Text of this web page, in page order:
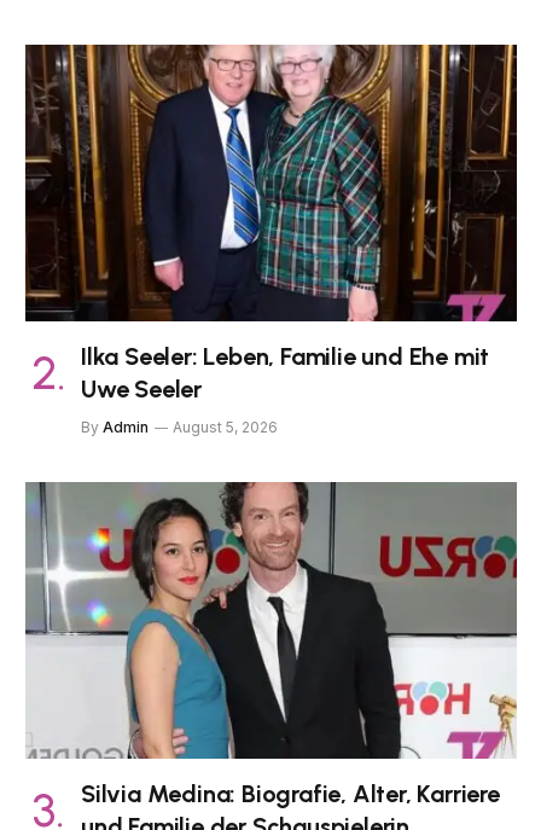
Ilka Seeler: Leben, Familie und Ehe mit
Uwe Seeler
By Admin August 5, 2026
Silvia Medina: Biografie, Alter, Karriere